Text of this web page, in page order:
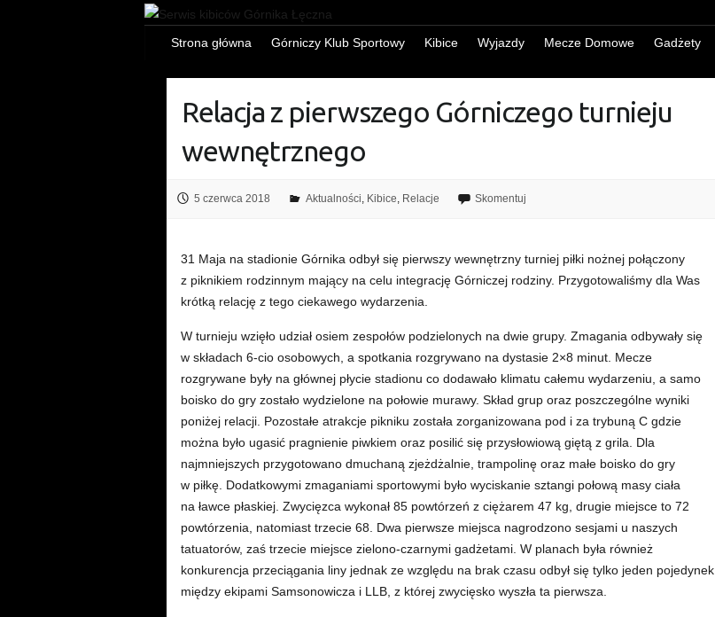
Strona główna Górniczy Klub Sportowy Kibice Wyjazdy Mecze Domowe Gadżety
Relacja z pierwszego Górniczego turnieju
wewnętrznego
5 czerwca 2018 Aktualności, Kibice, Relacje Skomentuj
31 Maja na stadionie Górnika odbył się pierwszy wewnętrzny turniej piłki nożnej połączony
z piknikiem rodzinnym mający na celu integrację Górniczej rodziny. Przygotowaliśmy dla Was
krótką relację z tego ciekawego wydarzenia.
W turnieju wzięło udział osiem zespołów podzielonych na dwie grupy. Zmagania odbywały się
w składach 6-cio osobowych, a spotkania rozgrywano na dystasie 2×8 minut. Mecze
rozgrywane były na głównej płycie stadionu co dodawało klimatu całemu wydarzeniu, a samo
boisko do gry zostało wydzielone na połowie murawy. Skład grup oraz poszczególne wyniki
poniżej relacji. Pozostałe atrakcje pikniku została zorganizowana pod i za trybuną C gdzie
można było ugasić pragnienie piwkiem oraz posilić się przysłowiową giętą z grila. Dla
najmniejszych przygotowano dmuchaną zjeżdżalnie, trampolinę oraz małe boisko do gry
w piłkę. Dodatkowymi zmaganiami sportowymi było wyciskanie sztangi połową masy ciała
na ławce płaskiej. Zwycięzca wykonał 85 powtórzeń z ciężarem 47 kg, drugie miejsce to 72
powtórzenia, natomiast trzecie 68. Dwa pierwsze miejsca nagrodzono sesjami u naszych
tatuatorów, zaś trzecie miejsce zielono-czarnymi gadżetami. W planach była również
konkurencja przeciągania liny jednak ze względu na brak czasu odbył się tylko jeden pojedynek
między ekipami Samsonowicza i LLB, z której zwycięsko wyszła ta pierwsza.